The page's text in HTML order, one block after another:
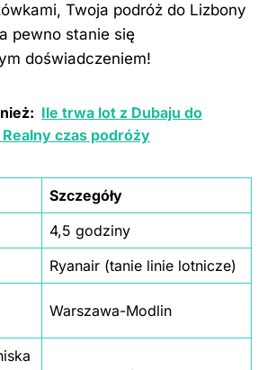
Twoja podróż do Lizbony
pewno stanie się
doświadczeniem!
Ile trwa lot z Dubaju do
czas podróży
Szczegóły
4,5 godziny
Ryanair (tanie linie lotnicze)
Warszawa-Modlin